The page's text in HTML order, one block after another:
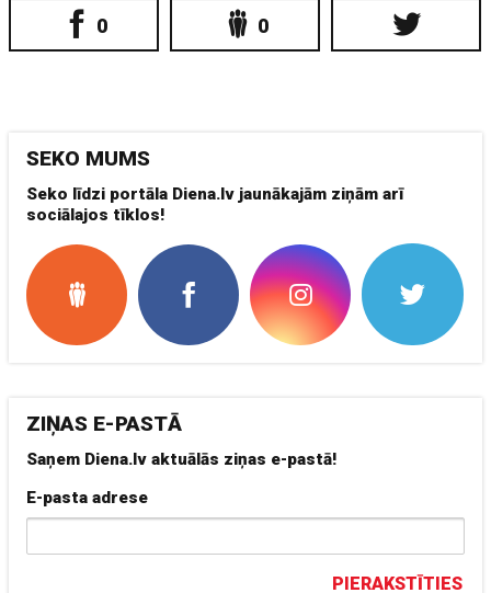
0 0
SEKO MUMS
Seko līdzi portāla Diena.lv jaunākajām ziņām arī
sociālajos tīklos!
ZIŅAS E-PASTĀ
Saņem Diena.lv aktuālās ziņas e-pastā!
E-pasta adrese
PIERAKSTĪTIES